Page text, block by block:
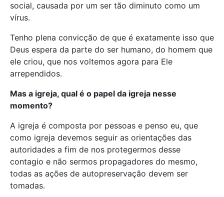
social, causada por um ser tão diminuto como um
vírus.
Tenho plena convicção de que é exatamente isso que
Deus espera da parte do ser humano, do homem que
ele criou, que nos voltemos agora para Ele
arrependidos.
Mas a igreja, qual é o papel da igreja nesse
momento?
A igreja é composta por pessoas e penso eu, que
como igreja devemos seguir as orientações das
autoridades a fim de nos protegermos desse
contagio e não sermos propagadores do mesmo,
todas as ações de autopreservação devem ser
tomadas.